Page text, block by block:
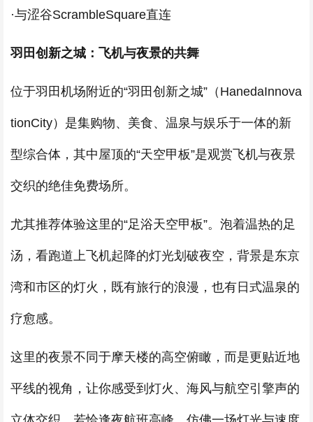
·与涩谷ScrambleSquare直连
羽田创新之城：飞机与夜景的共舞
位于羽田机场附近的“羽田创新之城”（HanedaInnova
tionCity）是集购物、美食、温泉与娱乐于一体的新
型综合体，其中屋顶的“天空甲板”是观赏飞机与夜景
交织的绝佳免费场所。
尤其推荐体验这里的“足浴天空甲板”。泡着温热的足
汤，看跑道上飞机起降的灯光划破夜空，背景是东京
湾和市区的灯火，既有旅行的浪漫，也有日式温泉的
疗愈感。
这里的夜景不同于摩天楼的高空俯瞰，而是更贴近地
平线的视角，让你感受到灯火、海风与航空引擎声的